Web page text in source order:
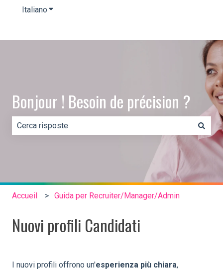
Italiano Mostra sottomenu per le traduzioni
Bonjour ! Besoin de précision ?
Non sono presenti suggerimenti perché il campo di
Accueil Guida per Recruiter/Manager/Admin
Nuovi profili Candidati
I nuovi profili offrono un'esperienza più chiara,